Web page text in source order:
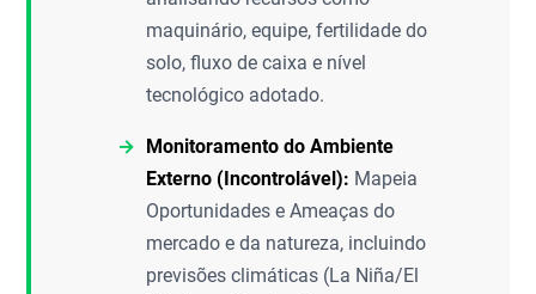
maquinário, equipe, fertilidade do
solo, fluxo de caixa e nível
tecnológico adotado.
Monitoramento do Ambiente
Externo (Incontrolável): Mapeia
Oportunidades e Ameaças do
mercado e da natureza, incluindo
previsões climáticas (La Niña/El